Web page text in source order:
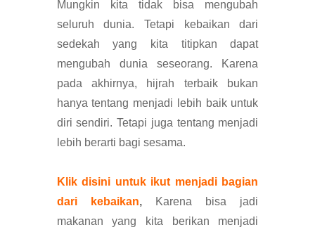
Mungkin kita tidak bisa mengubah
seluruh dunia. Tetapi kebaikan dari
sedekah yang kita titipkan dapat
mengubah dunia seseorang. Karena
pada akhirnya, hijrah terbaik bukan
hanya tentang menjadi lebih baik untuk
diri sendiri. Tetapi juga tentang menjadi
lebih berarti bagi sesama.
Klik disini untuk ikut menjadi bagian
dari kebaikan,Karena bisa jadi
makanan yang kita berikan menjadi